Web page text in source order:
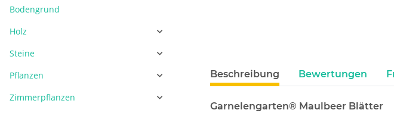
Beschreibung Bewertungen
Garnelengarten® Maulbeer Blätter
Bodengrund
Holz
Steine
Pflanzen
Zimmerpflanzen